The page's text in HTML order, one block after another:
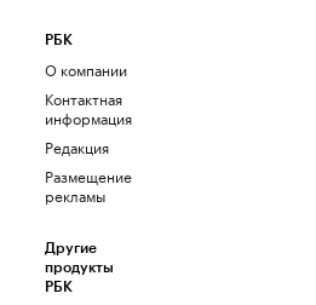
РБК
О компании
Контактная
информация
Редакция
Размещение
рекламы
Другие
продукты
РБК